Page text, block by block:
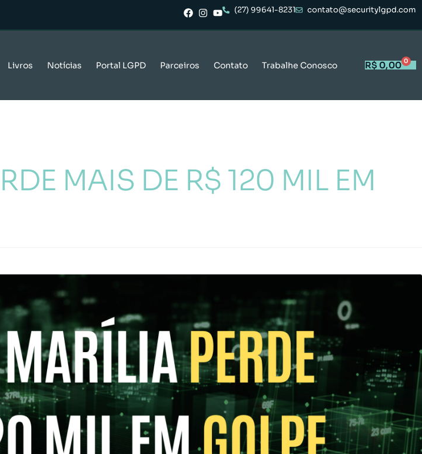
(27) 99641-8231 contato@securitylgpd.com
Livros Notícias Portal LGPD Parceiros Contato Trabalhe Conosco R$ 0,00 0
MAIS DE R$ 120 MIL EM